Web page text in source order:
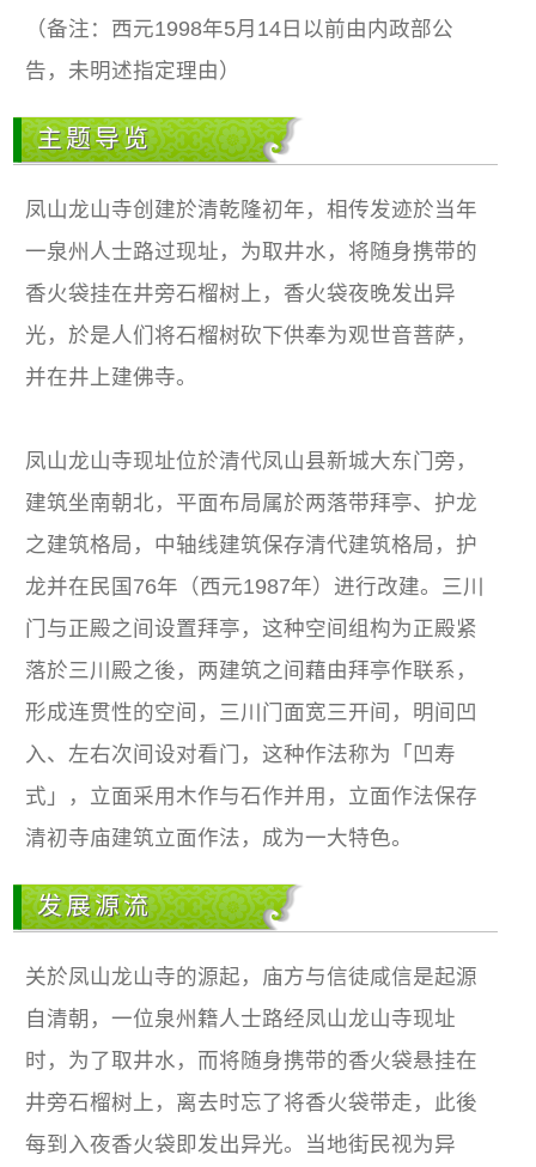
（备注：西元1998年5月14日以前由内政部公
告，未明述指定理由）
主题导览
凤山龙山寺创建於清乾隆初年，相传发迹於当年
一泉州人士路过现址，为取井水，将随身携带的
香火袋挂在井旁石榴树上，香火袋夜晚发出异
光，於是人们将石榴树砍下供奉为观世音菩萨，
并在井上建佛寺。
凤山龙山寺现址位於清代凤山县新城大东门旁，
建筑坐南朝北，平面布局属於两落带拜亭、护龙
之建筑格局，中轴线建筑保存清代建筑格局，护
龙并在民国76年（西元1987年）进行改建。三川
门与正殿之间设置拜亭，这种空间组构为正殿紧
落於三川殿之後，两建筑之间藉由拜亭作联系，
形成连贯性的空间，三川门面宽三开间，明间凹
入、左右次间设对看门，这种作法称为「凹寿
式」，立面采用木作与石作并用，立面作法保存
清初寺庙建筑立面作法，成为一大特色。
发展源流
关於凤山龙山寺的源起，庙方与信徒咸信是起源
自清朝，一位泉州籍人士路经凤山龙山寺现址
时，为了取井水，而将随身携带的香火袋悬挂在
井旁石榴树上，离去时忘了将香火袋带走，此後
每到入夜香火袋即发出异光。当地街民视为异